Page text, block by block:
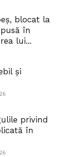
blocat la
în
lui...
și
privind
în